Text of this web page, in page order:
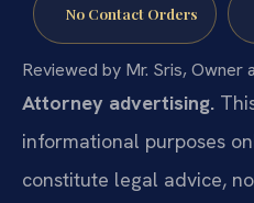
No Contact Orders
Reviewed by Mr. Sris, Owner
Attorney advertising.
informational purposes
constitute legal advice,